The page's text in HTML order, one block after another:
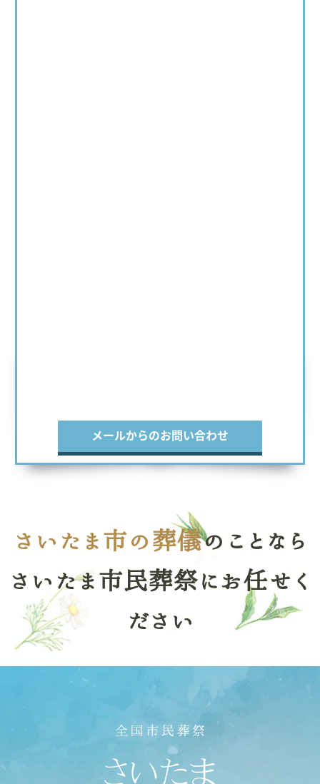
メールからのお問い合わせ
さいたま市の葬儀のことなら
さいたま市民葬祭にお任せく
ださい